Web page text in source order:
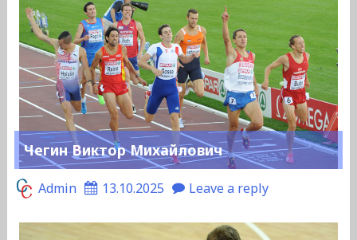
Чегин Виктор Михайлович
Admin 13.10.2025 Leave a reply